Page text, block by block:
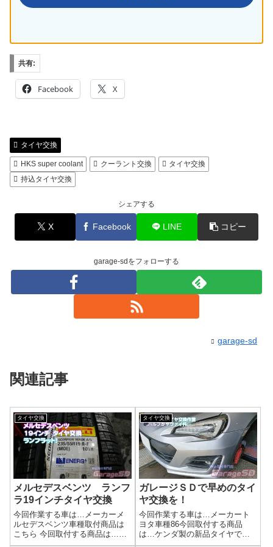
共有:
Facebook X
タイヤ交換
HKS super coolant クーラント交換
タイヤ交換
持込タイヤ交換
シェアする
X Facebook LINE コピー
garage-sdをフォローする
garage-sd
関連記事
タイヤ交換
メルセデスベンツ ランフ
ラ19インチタイヤ交換
今回作業する車は…メーカーメ
ルセデスベンツ車種取付商品は
こちら 今回取付する商品は…
PIRELLI 235/55R19 RUN FLAT
タイヤ交換
ガレージＳＤで早めのタイ
ヤ交換を！
今回作業する車は…メーカート
ヨタ車種86今回取付する商品
は…ケンダ製の新品タイヤで
す 215/45 17こんなタイヤは